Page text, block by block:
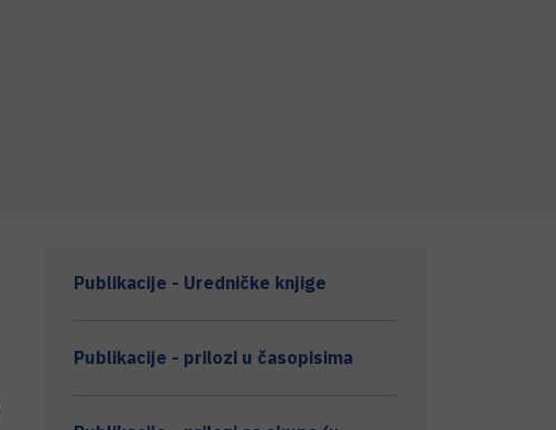
Publikacije - Uredničke knjige
Publikacije - prilozi u časopisima